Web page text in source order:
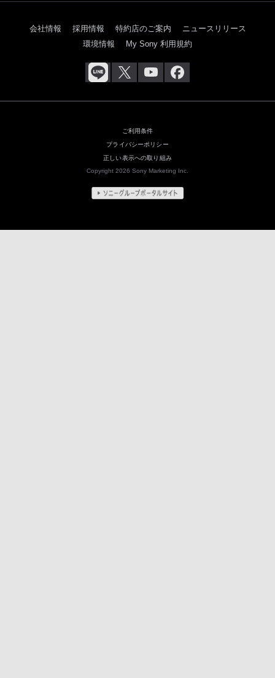
会社情報 採用情報 特約店のご案内
ニュースリリース
環境情報
My Sony 利用規約
ご利用条件
プライバシーポリシー
正しい表示への取り組み
Copyright 2026 Sony Marketing Inc.